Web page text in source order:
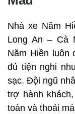
Nhà xe Năm
Long An – Cà
Năm Hiền luôn
đủ tiện nghi
sạc. Đội ngũ
trợ hành
toàn và thoải